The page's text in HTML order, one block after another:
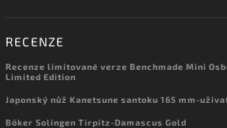
RECENZE
Recenze limitované verze Benchmade Mini
Limited Edition
Japonský nůž Kanetsune santoku 165 mm-
Böker Solingen Tirpitz-Damascus Gold